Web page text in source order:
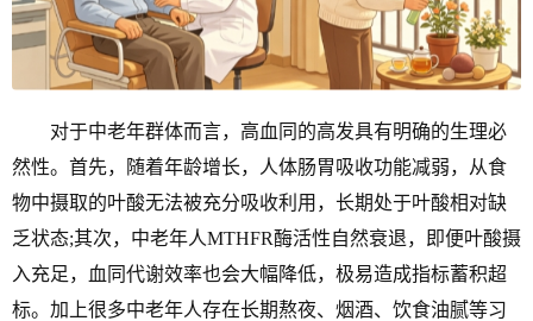
对于中老年群体而言，高血同的高发具有明确的生理必
然性。首先，随着年龄增长，人体肠胃吸收功能减弱，从食
物中摄取的叶酸无法被充分吸收利用，长期处于叶酸相对缺
乏状态;其次，中老年人MTHFR酶活性自然衰退，即便叶酸摄
入充足，血同代谢效率也会大幅降低，极易造成指标蓄积超
标。加上很多中老年人存在长期熬夜、烟酒、饮食油腻等习